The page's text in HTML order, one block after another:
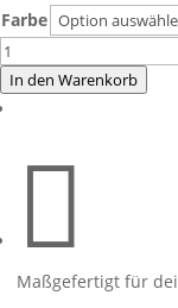
Farbe
Foliendesign
BMW
R1250RS
Menge
In den Warenkorb

Maßgefertigt für